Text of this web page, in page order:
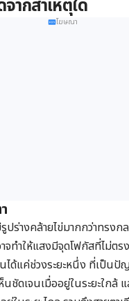
ากสาเหตุใด
โฆษณา
ร่างคล้ายไข่มากกว่าทรงก
จทำให้แสงมีจุดโฟกัสที่ไม่ต
ได้แค่ช่วงระยะหนึ่ง ที่เป็นปั
ชัดเจนเมื่ออยู่ในระยะใกล้ แ